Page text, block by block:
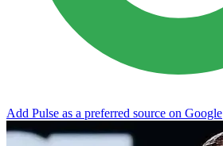
Add Pulse as a preferred source on Google